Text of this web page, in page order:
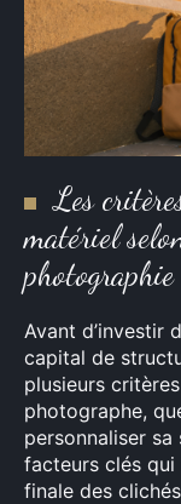
Les
matériel
photographie
Avant d’investir
capital de
plusieurs
photographe,
personnaliser
facteurs clés
finale des